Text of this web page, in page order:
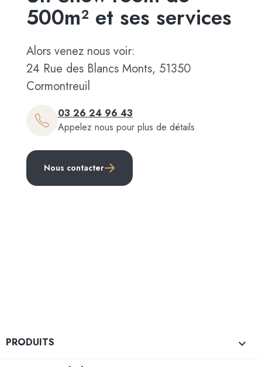
500m² et ses services
Alors venez nous voir:
24 Rue des Blancs Monts, 51350
Cormontreuil
03 26 24 96 43
Appelez nous pour plus de détails
Nous contacter
PRODUITS 